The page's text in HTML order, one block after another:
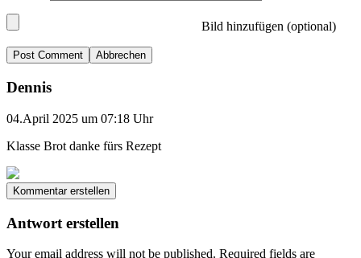
Bild hinzufügen (optional)
Abbrechen
Dennis
04.April 2025 um 07:18 Uhr
Klasse Brot danke fürs Rezept
Kommentar erstellen
Antwort erstellen
Your email address will not be published. Required fields are